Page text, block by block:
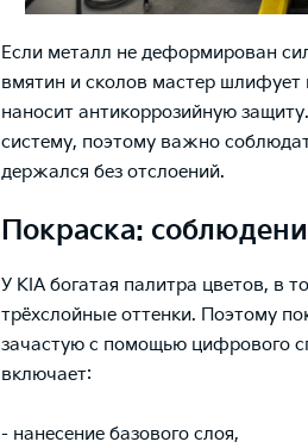
Если металл не деформирован
вмятин и сколов мастер шлифует
наносит антикоррозийную
систему, поэтому важно
держался без отслоений.
Покраска:
У KIA богатая палитра цветов, в
трёхслойные оттенки. Поэтому
зачастую с помощью цифрового
включает:
- нанесение базового слоя,